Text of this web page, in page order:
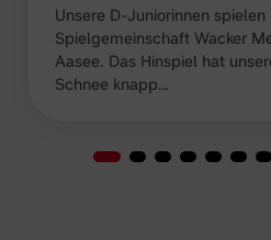
Unsere D-Juniorinnen
Spielgemeinschaft Wacker
Aasee. Das Hinspiel hat
Schnee knapp…